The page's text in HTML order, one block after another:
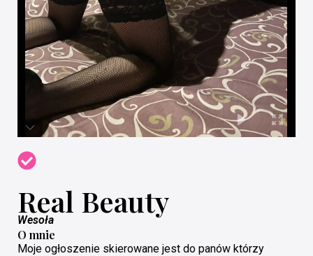
Real Beauty
Wesoła
O mnie
Moje ogłoszenie skierowane jest do panów którzy